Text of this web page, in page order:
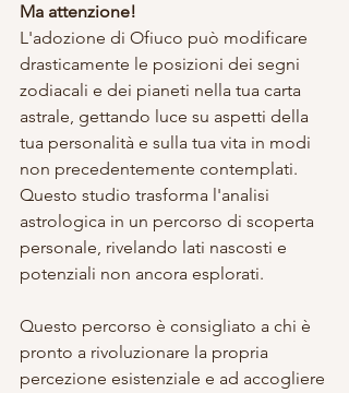
Ma attenzione!
L'adozione di Ofiuco può modificare
drasticamente le posizioni dei segni
zodiacali e dei pianeti nella tua carta
astrale, gettando luce su aspetti della
tua personalità e sulla tua vita in modi
non precedentemente contemplati.
Questo studio trasforma l'analisi
astrologica in un percorso di scoperta
personale, rivelando lati nascosti e
potenziali non ancora esplorati.
Questo percorso è consigliato a chi è
pronto a rivoluzionare la propria
percezione esistenziale e ad accogliere